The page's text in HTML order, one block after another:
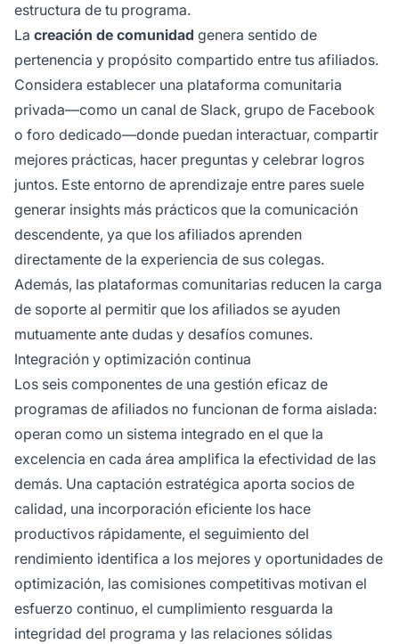
estructura de tu programa.
La creación de comunidad genera sentido de
pertenencia y propósito compartido entre tus afiliados.
Considera establecer una plataforma comunitaria
privada—como un canal de Slack, grupo de Facebook
o foro dedicado—donde puedan interactuar, compartir
mejores prácticas, hacer preguntas y celebrar logros
juntos. Este entorno de aprendizaje entre pares suele
generar insights más prácticos que la comunicación
descendente, ya que los afiliados aprenden
directamente de la experiencia de sus colegas.
Además, las plataformas comunitarias reducen la carga
de soporte al permitir que los afiliados se ayuden
mutuamente ante dudas y desafíos comunes.
Integración y optimización continua
Los seis componentes de una gestión eficaz de
programas de afiliados no funcionan de forma aislada:
operan como un sistema integrado en el que la
excelencia en cada área amplifica la efectividad de las
demás. Una captación estratégica aporta socios de
calidad, una incorporación eficiente los hace
productivos rápidamente, el seguimiento del
rendimiento identifica a los mejores y oportunidades de
optimización, las comisiones competitivas motivan el
esfuerzo continuo, el cumplimiento resguarda la
integridad del programa y las relaciones sólidas